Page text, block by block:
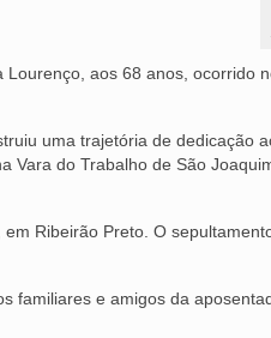
aos 68 anos, ocorrido
uma trajetória de dedicação
Vara do Trabalho de São
Ribeirão Preto. O
familiares e amigos da